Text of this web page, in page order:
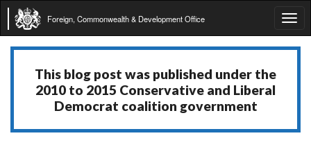
Foreign, Commonwealth & Development Office
This blog post was published under the
2010 to 2015 Conservative and Liberal
Democrat coalition government